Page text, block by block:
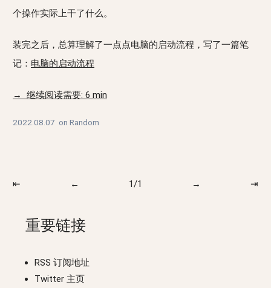
个操作实际上干了什么。
装完之后，总算理解了一点点电脑的启动流程，写了一篇笔
记： 电脑的启动流程
→ 继续阅读需要: 6 min
2022.08.07 on Random
⇤ ← 1/1 → ⇥
重要链接
RSS 订阅地址
Twitter 主页